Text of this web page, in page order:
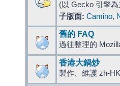
(以 Gecko 引擎
子版面: Camino,
舊的 FAQ
過往整理的
香港大鍋炒
製作、維護 zh-